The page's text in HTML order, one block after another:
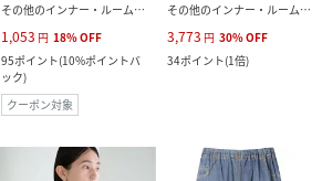
その他のインナー・ルームウェア
1,053 円 18%OFF
95ポイント(10%ポイントバ
ック)
クーポン対象
その他のインナー・ルームウェア
3,773 円 30%OFF
34ポイント(1倍)